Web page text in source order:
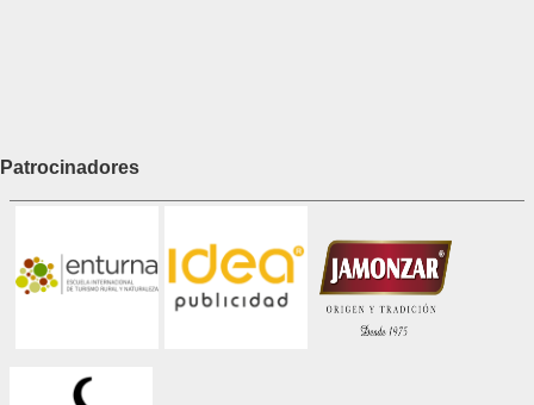
Patrocinadores